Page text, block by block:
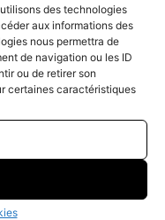
des technologies
aux informations des
nous permettra de
de navigation ou les ID
ou de retirer son
certaines caractéristiques
unique, confectionné à
tissus soigneusement